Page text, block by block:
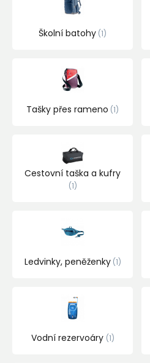
Školní batohy 1
Tašky přes rameno 1
Cestovní taška a kufry
1
Ledvinky, peněženky 1
Vodní rezervoáry 1